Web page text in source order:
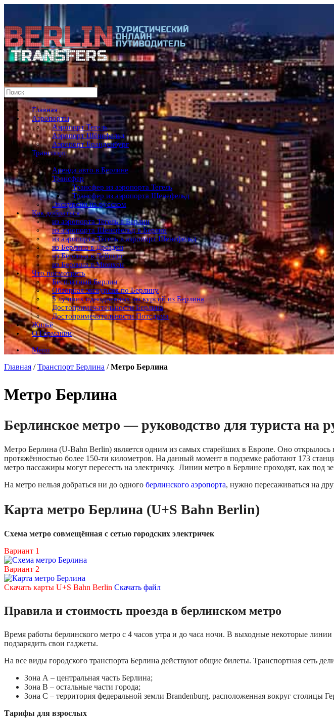
Главная
Аэропорты
Аэропорт Тегель
Аэропорт Шёнефельд
Аэропорт Бранденбург
Транспорт
Услуги
Аренда авто в Берлине
Трансфер
Трансфер из аэропорта Тегель
Трансфер из аэропорта Шенефельд
Экскурсии на русском
Как добраться
из аэропорта Тегель в Берлин
из аэропорта Шенефельд в Берлин
из аэропорта Тегель в аэропорт Шенефельд
из Берлина в Дрезден
из Берлина в Лейпциг
из Берлина в Мюнхен
Что посмотреть
Бесплатный Берлин
Обзорная экскурсия по Берлину
5 лучших однодневных экскурсий из Берлина
Достопримечательности Берлина
Достопримечательности Потсдама
Жильё
О Германии
Menu
Главная /Транспорт Берлина /Метро Берлина
Метро Берлина
Берлинское метро — руководство для туриста на
Метро Берлина (U-Bahn Berlin) является одним из самых старейших в Европе. Оно
протяжённостью более 150-ти километров. На данный момент в подземке работают 173
метро пассажиры могут пересесть на электричку. Линии метро в Берлине проходят, как под
На метро нельзя добраться ни до одного берлинского аэропорта, нужно пересаживаться на
Карта метро Берлина (U+S Bahn Berlin)
Схема метро совмещённая с сетью городских электричек
Вариант 1
Вариант 2
Скачать карты U+S Bahn Berlin Скачать файл
Правила и стоимость проезда в берлинском метро
Время работы берлинского метро с 4 часов утра и до часа ночи. В выходные некоторые
подзарядить свои гаджеты.
На все виды городского транспорта Берлина действуют общие билеты. Транспортная сеть
Зона А – центральная часть Берлина;
Зона В – остальные части города;
Зона С – территория федеральной земли Brandenburg, расположенная вокруг столицы
Тарифы для взрослых